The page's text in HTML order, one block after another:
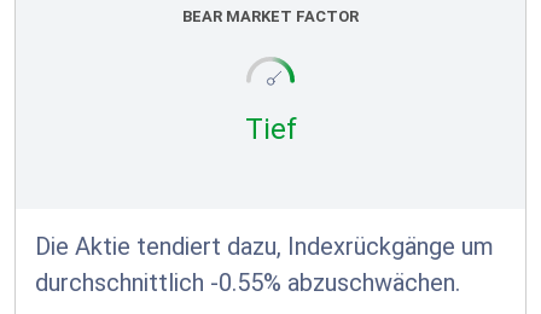
BEAR MARKET FACTOR
Tief
Die Aktie tendiert dazu, Indexrückgänge um
durchschnittlich -0.55% abzuschwächen.